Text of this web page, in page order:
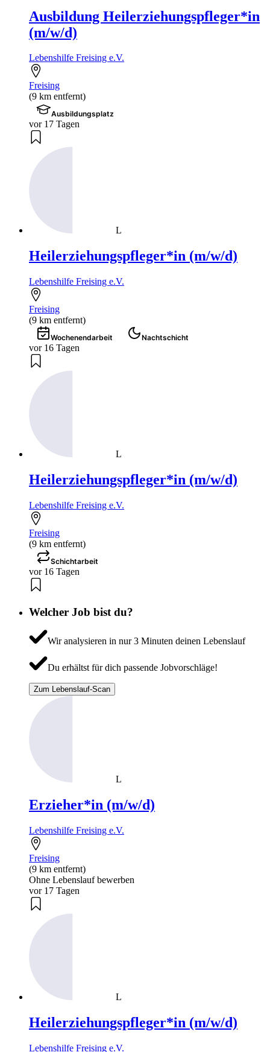
Ausbildung Heilerziehungspfleger*in
(m/w/d)
Lebenshilfe Freising e.V.
Freising
(9 km entfernt)
Ausbildungsplatz
vor 17 Tagen
L
Heilerziehungspfleger*in (m/w/d)
Lebenshilfe Freising e.V.
Freising
(9 km entfernt)
Wochenendarbeit Nachtschicht
vor 16 Tagen
L
Heilerziehungspfleger*in (m/w/d)
Lebenshilfe Freising e.V.
Freising
(9 km entfernt)
Schichtarbeit
vor 16 Tagen
Welcher Job bist du?
Wir analysieren in nur 3 Minuten deinen Lebenslauf
Du erhältst für dich passende Jobvorschläge!
Zum Lebenslauf-Scan
L
Erzieher*in (m/w/d)
Lebenshilfe Freising e.V.
Freising
(9 km entfernt)
Ohne Lebenslauf bewerben
vor 17 Tagen
L
Heilerziehungspfleger*in (m/w/d)
Lebenshilfe Freising e.V.